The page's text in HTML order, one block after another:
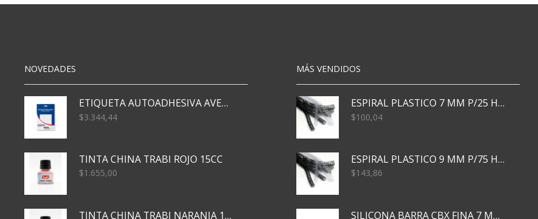
cantidad
(
NOVEDADES
ETIQUETA AUTOADHESIVA AVERY 3026 30H 20 X 70
$3.344,44
TINTA CHINA TRABI ROJO 15CC
$1.655,00
TINTA CHINA TRABI NARANJA 15CC
MÁS VENDIDOS
ESPIRAL PLASTICO 7 MM P/25 HJS X50x3000
$100,04
ESPIRAL PLASTICO 9 MM P/75 HJS X50X2400
$143,86
SILICONA BARRA CBX FINA 7 MM 28 CM